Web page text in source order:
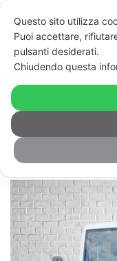
contenuto
Torna ai
Nissan
Il prezzo è
IVA deducibile
Questo sito utilizza
Puoi accettare,
pulsanti desiderati.
Chiudendo questa